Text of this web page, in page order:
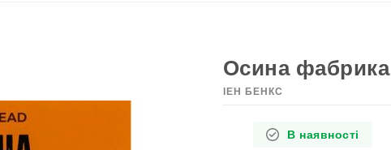
Осина фабрика
ІЕН БЕНКС
В наявності